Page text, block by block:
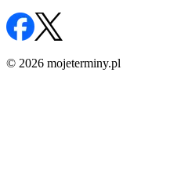
© 2026 mojeterminy.pl